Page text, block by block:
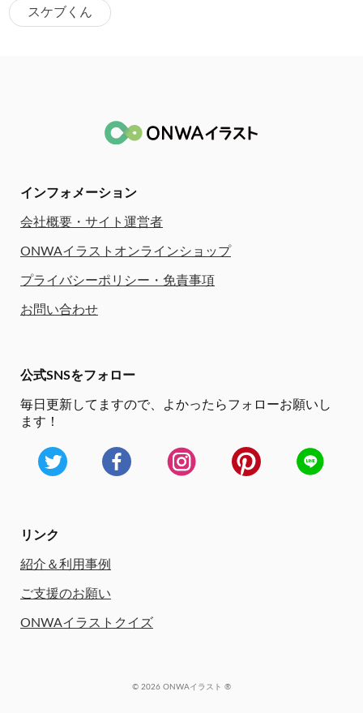
スケブくん
インフォメーション
会社概要・サイト運営者
ONWAイラストオンラインショップ
プライバシーポリシー・免責事項
お問い合わせ
公式SNSをフォロー
毎日更新してますので、
よかったらフォローお願いし
ます！
リンク
紹介＆利用事例
ご支援のお願い
ONWAイラストクイズ
© 2026 ONWAイラスト ®